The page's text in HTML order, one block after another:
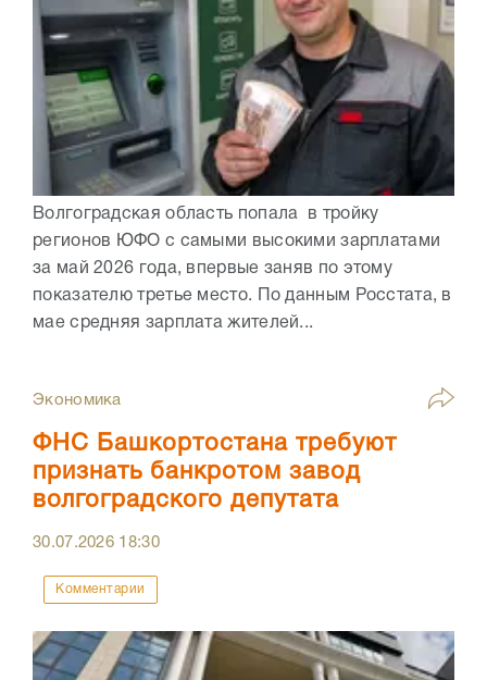
Волгоградская область попала в тройку
регионов ЮФО с самыми высокими зарплатами
за май 2026 года, впервые заняв по этому
показателю третье место. По данным Росстата, в
мае средняя зарплата жителей...
Экономика
ФНС Башкортостана требуют
признать банкротом завод
волгоградского депутата
30.07.2026 18:30
Комментарии